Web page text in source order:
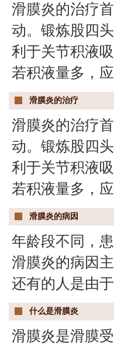
滑膜炎的治疗
动。锻炼股四
利于关节积液
若积液量多，
滑膜炎的治疗
滑膜炎的治疗
动。锻炼股四
利于关节积液
若积液量多，
滑膜炎的病因
年龄段不同，
滑膜炎的病因
还有的人是由于
什么是滑膜炎
滑膜炎是滑膜